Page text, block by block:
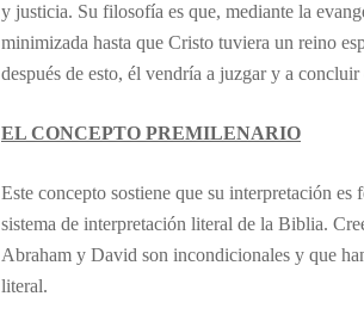
y justicia. Su filosofía es que, mediante la
minimizada hasta que Cristo tuviera un reino
después de esto, él vendría a juzgar y a
EL CONCEPTO PREMILENARIO
Este concepto sostiene que su interpretación
sistema de interpretación literal de la Biblia.
Abraham y David son incondicionales y que
literal.